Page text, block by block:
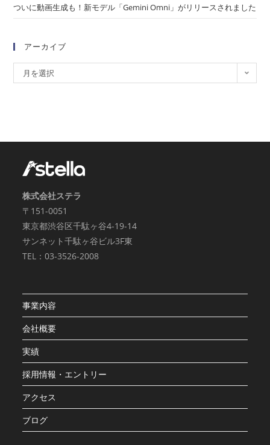
ついに動画生成も！新モデル「Gemini Omni」がリリースされました
アーカイブ
月を選択
株式会社ステラ
〒151-0051
東京都渋谷区千駄ヶ谷4-19-14
サンネット千駄ヶ谷ビル3F東
TEL：03-3526-2008
事業内容
会社概要
実績
採用情報・エントリー
アクセス
ブログ